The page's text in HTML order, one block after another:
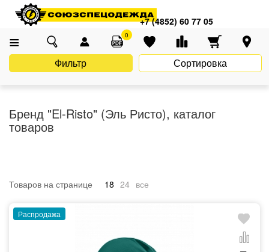
+7 (4852) 60 77 05
0
Главная Каталог
Бренды
Бренд "El-Risto" (Эль Ристо), каталог товаров
Бренд "El-Risto" (Эль Ристо), каталог
товаров
Фильтр Сортировка
Товаров на странице 18 24 все
Распродажа